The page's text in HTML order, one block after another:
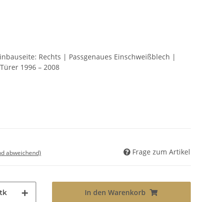
Rechts | Passgenaues Einschweißblech |
1996 – 2008
abweichend) Frage zum Artikel
In den Warenkorb